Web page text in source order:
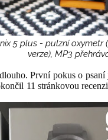
5 plus - pulzní oxymetr
verze), MP3
První pokus o
11 stránkovou